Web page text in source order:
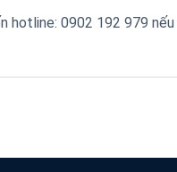
hotline: 0902 192 979